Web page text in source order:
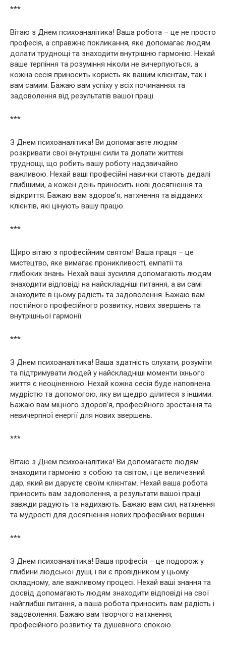
***
Вітаю з Днем психоаналітика! Ваша робота – це не просто
професія, а справжнє покликання, яке допомагає людям
долати труднощі та знаходити внутрішню гармонію. Нехай
ваше терпіння та розуміння ніколи не вичерпуються, а
кожна сесія приносить користь як вашим клієнтам, так і
вам самим. Бажаю вам успіху у всіх починаннях та
задоволення від результатів вашої праці.
***
З Днем психоаналітика! Ви допомагаєте людям
розкривати свої внутрішні сили та долати життєві
труднощі, що робить вашу роботу надзвичайно
важливою. Нехай ваші професійні навички стають дедалі
глибшими, а кожен день приносить нові досягнення та
відкриття. Бажаю вам здоров’я, натхнення та відданих
клієнтів, які цінують вашу працю.
***
Щиро вітаю з професійним святом! Ваша праця – це
мистецтво, яке вимагає проникливості, емпатії та
глибоких знань. Нехай ваші зусилля допомагають людям
знаходити відповіді на найскладніші питання, а ви самі
знаходите в цьому радість та задоволення. Бажаю вам
постійного професійного розвитку, нових звершень та
внутрішньої гармонії.
***
З Днем психоаналітика! Ваша здатність слухати, розуміти
та підтримувати людей у найскладніші моменти їхнього
життя є неоціненною. Нехай кожна сесія буде наповнена
мудрістю та допомогою, яку ви щедро ділитеся з іншими.
Бажаю вам міцного здоров’я, професійного зростання та
невичерпної енергії для нових звершень.
***
Вітаю з Днем психоаналітика! Ви допомагаєте людям
знаходити гармонію з собою та світом, і це величезний
дар, який ви даруєте своїм клієнтам. Нехай ваша робота
приносить вам задоволення, а результати вашої праці
завжди радують та надихають. Бажаю вам сил, натхнення
та мудрості для досягнення нових професійних вершин.
***
З Днем психоаналітика! Ваша професія – це подорож у
глибини людської душі, і ви є провідником у цьому
складному, але важливому процесі. Нехай ваші знання та
досвід допомагають людям знаходити відповіді на свої
найглибші питання, а ваша робота приносить вам радість і
задоволення. Бажаю вам творчого натхнення,
професійного розвитку та душевного спокою.